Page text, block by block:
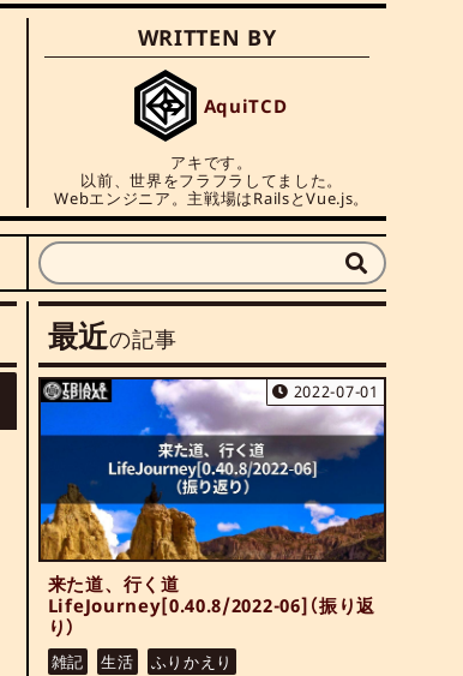
WRITTEN BY
AquiTCD
アキです。
以前、世界をフラフラしてました。
Webエンジニア。主戦場はRailsとVue.js。
最近の記事
2022-07-01
来た道、行く道
LifeJourney[0.40.8/2022-06]（振り返
り）
雑記 生活 ふりかえり